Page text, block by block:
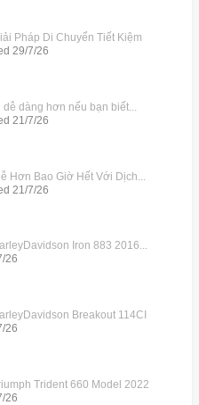
Pháp Di Chuyển Tiết Kiệm
29/7/26
dàng hơn nếu bạn biết...
21/7/26
Hơn Bao Giờ Hết Với Dịch...
21/7/26
Iron 883 2016...
26
Breakout 114CI
26
Trident 660 Model 2022
26